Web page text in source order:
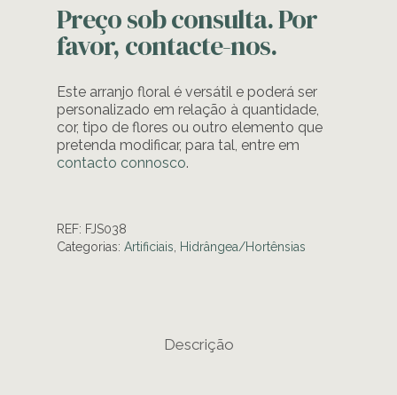
Preço sob consulta. Por
favor, contacte-nos.
Este arranjo floral é versátil e poderá ser
personalizado em relação à quantidade,
cor, tipo de flores ou outro elemento que
pretenda modificar, para tal, entre em
contacto connosco.
REF: FJS038
Categorias: Artificiais Hidrângea/Hortênsias
Descrição